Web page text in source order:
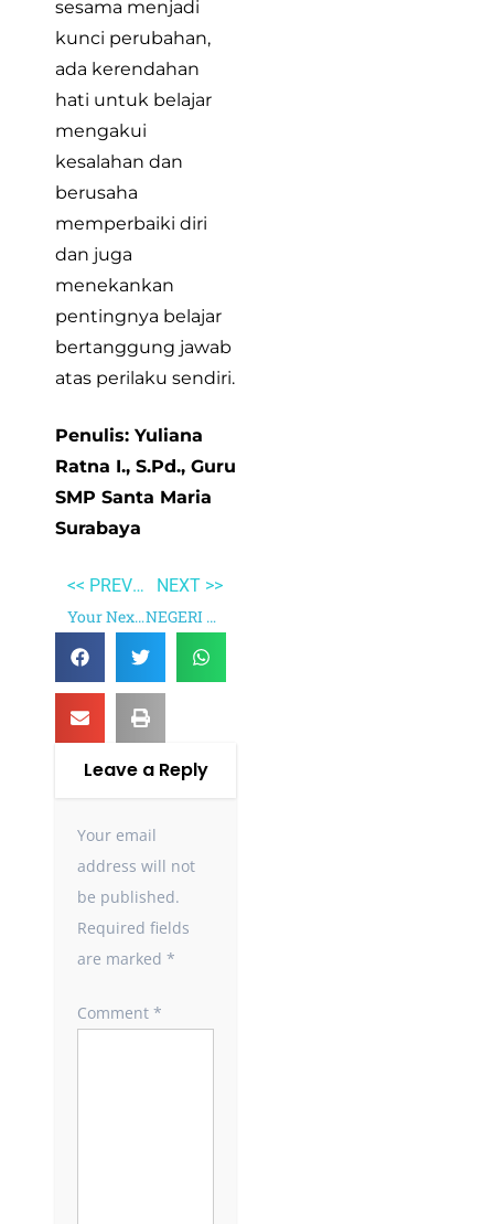
sesama menjadi
kunci perubahan,
ada kerendahan
hati untuk belajar
mengakui
kesalahan dan
berusaha
memperbaiki diri
dan juga
menekankan
pentingnya belajar
bertanggung jawab
atas perilaku sendiri.
Penulis: Yuliana
Ratna I., S.Pd., Guru
SMP Santa Maria
Surabaya
<< PREVIOUS
Your Next Five Moves
NEXT >>
NEGERI 5 MENARA
Leave a Reply
Your email
address will not
be published.
Required fields
are marked *
Comment *